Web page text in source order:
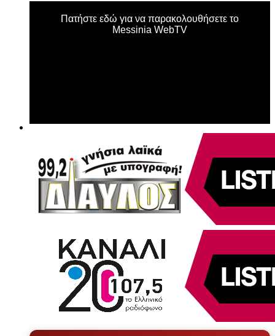
Πατήστε εδώ για να παρακολουθήσετε το
Messinia WebTV